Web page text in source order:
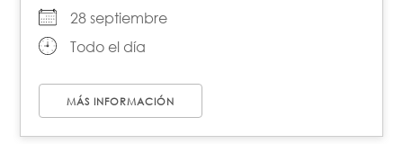
28 septiembre
Todo el día
MÁS INFORMACIÓN